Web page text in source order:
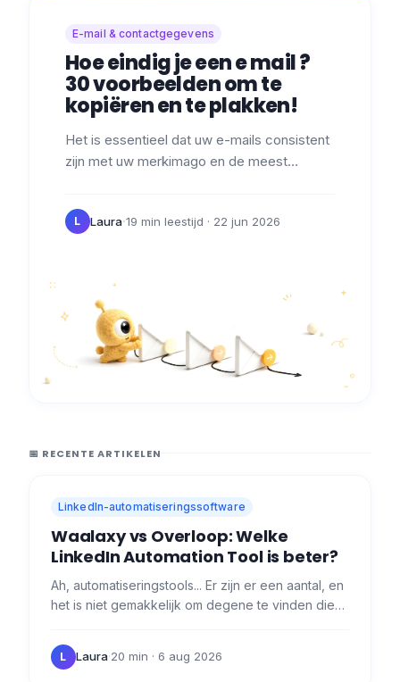
E-mail & contactgegevens
Hoe eindig je een e mail ?
30 voorbeelden om te
kopiëren en te plakken!
Het is essentieel dat uw e-mails consistent
zijn met uw merkimago en de meest
L Laura·19 min leestijd · 22 jun 2026
📅 RECENTE ARTIKELEN
LinkedIn-automatiseringssoftware
Waalaxy vs Overloop: Welke
LinkedIn Automation Tool is beter?
Ah, automatiseringstools... Er zijn er een aantal, en
het is niet gemakkelijk om degene te vinden die
makkelijker met…
L Laura·20 min · 6 aug 2026